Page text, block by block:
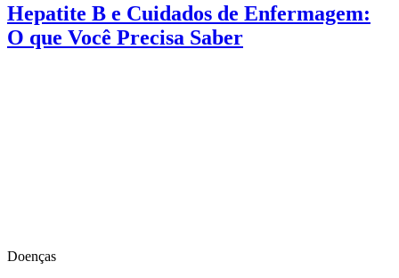
Hepatite B e Cuidados de Enfermagem:
O que Você Precisa Saber
Doenças